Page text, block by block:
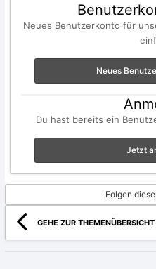
Neues Benutzerkonto für
Neues
Du hast bereits ein
Jetzt
Folgen
GEHE ZUR THEMENÜBERSICHT